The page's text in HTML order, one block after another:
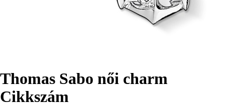
Thomas Sabo női charm
Cikkszám